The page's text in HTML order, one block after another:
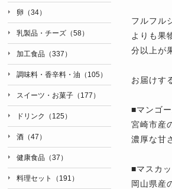
フルフル
よりも果
分以上が
お届けす
■マンゴ
宮崎市産
濃厚な甘
■マスカ
岡山県産
卵（34）
乳製品・チーズ（58）
加工食品（337）
調味料・香辛料・油（105）
スイーツ・お菓子（177）
ドリンク（125）
酒（47）
健康食品（37）
料理セット（191）